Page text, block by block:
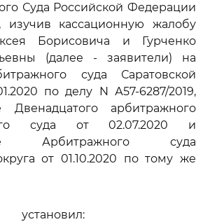
Суда Российской Федерации
изучив кассационную жалобу
Борисовича и Гурченко
(далее - заявители) на
суда Саратовской
по делу N А57-6287/2019,
Двенадцатого арбитражного
суда от 02.07.2020 и
Арбитражного суда
от 01.10.2020 по тому же
установил: